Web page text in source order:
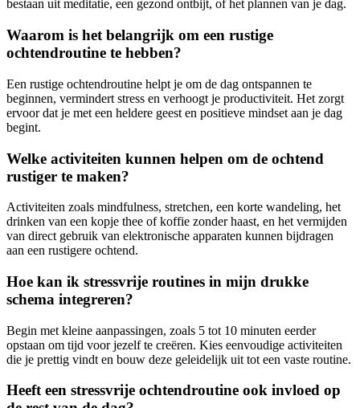
bestaan uit meditatie, een gezond ontbijt, of het plannen van je dag.
Waarom is het belangrijk om een rustige
ochtendroutine te hebben?
Een rustige ochtendroutine helpt je om de dag ontspannen te
beginnen, vermindert stress en verhoogt je productiviteit. Het zorgt
ervoor dat je met een heldere geest en positieve mindset aan je dag
begint.
Welke activiteiten kunnen helpen om de ochtend
rustiger te maken?
Activiteiten zoals mindfulness, stretchen, een korte wandeling, het
drinken van een kopje thee of koffie zonder haast, en het vermijden
van direct gebruik van elektronische apparaten kunnen bijdragen
aan een rustigere ochtend.
Hoe kan ik stressvrije routines in mijn drukke
schema integreren?
Begin met kleine aanpassingen, zoals 5 tot 10 minuten eerder
opstaan om tijd voor jezelf te creëren. Kies eenvoudige activiteiten
die je prettig vindt en bouw deze geleidelijk uit tot een vaste routine.
Heeft een stressvrije ochtendroutine ook invloed op